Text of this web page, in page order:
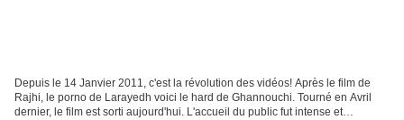
Depuis le 14 Janvier 2011, c'est la révolution des vidéos! Après le film de
Rajhi, le porno de Larayedh voici le hard de Ghannouchi. Tourné en Avril
dernier, le film est sorti aujourd'hui. L'accueil du public fut intense et